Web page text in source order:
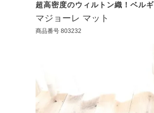
超高密度のウィルトン織！ベル
マジョーレ マット
商品番号 803232